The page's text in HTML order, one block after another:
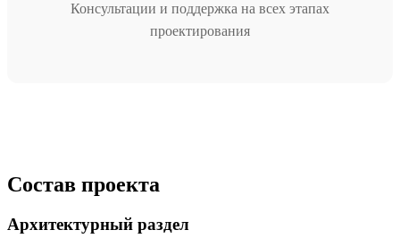
Консультации и поддержка на всех этапах
проектирования
Состав проекта
Архитектурный раздел